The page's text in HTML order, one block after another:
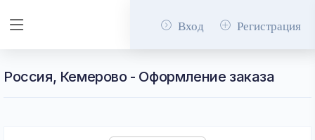
Вход Регистрация
Россия, Кемерово - Оформление заказа